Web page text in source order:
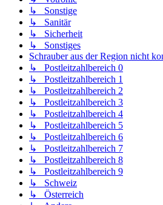
↳ Sonstige
↳ Sanitär
↳ Sicherheit
↳ Sonstiges
Schrauber aus der Region nicht
↳ Postleitzahlbereich 0
↳ Postleitzahlbereich 1
↳ Postleitzahlbereich 2
↳ Postleitzahlbereich 3
↳ Postleitzahlbereich 4
↳ Postleitzahlbereich 5
↳ Postleitzahlbereich 6
↳ Postleitzahlbereich 7
↳ Postleitzahlbereich 8
↳ Postleitzahlbereich 9
↳ Schweiz
↳ Österreich